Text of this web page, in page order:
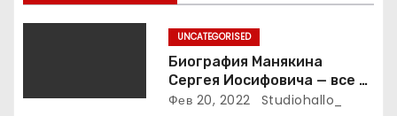
з
п
UNCATEGORISED
Биография Манякина
Сергея Иосифовича — все о
ветеране футбола России!
Фев 20, 2022 Studiohallo_